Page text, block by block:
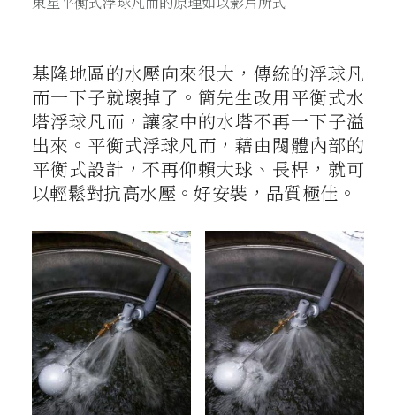
基隆地區的水壓向來很大，傳統的浮球凡
而一下子就壞掉了。簡先生改用平衡式水
塔浮球凡而，讓家中的水塔不再一下子溢
出來。平衡式浮球凡而，藉由閥體內部的
平衡式設計，不再仰賴大球、長桿，就可
以輕鬆對抗高水壓。好安裝，品質極佳。